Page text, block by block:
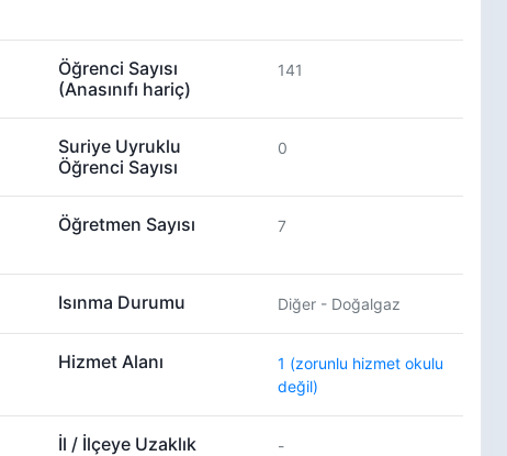
Öğrenci Sayısı
(Anasınıfı hariç)
141
Suriye Uyruklu
Öğrenci Sayısı
0
Öğretmen Sayısı 7
Isınma Durumu Diğer - Doğalgaz
Hizmet Alanı
1 (zorunlu hizmet okulu
değil)
İl / İlçeye Uzaklık -